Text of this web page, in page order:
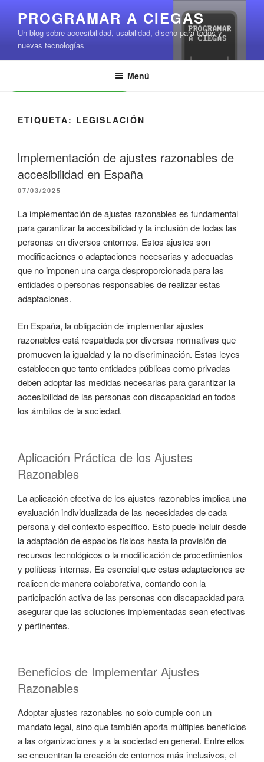
contenido
PROGRAMAR A CIEGAS
Un blog sobre accesibilidad, usabilidad, diseño para todos y
nuevas tecnologías
Menú
ETIQUETA: LEGISLACIÓN
Implementación de ajustes razonables de
accesibilidad en España
PUBLICADO
07/03/2025
La implementación de ajustes razonables es fundamental
para garantizar la accesibilidad y la inclusión de todas las
personas en diversos entornos. Estos ajustes son
modificaciones o adaptaciones necesarias y adecuadas
que no imponen una carga desproporcionada para las
entidades o personas responsables de realizar estas
adaptaciones.
En España, la obligación de implementar ajustes
razonables está respaldada por diversas normativas que
promueven la igualdad y la no discriminación. Estas leyes
establecen que tanto entidades públicas como privadas
deben adoptar las medidas necesarias para garantizar la
accesibilidad de las personas con discapacidad en todos
los ámbitos de la sociedad.
Aplicación Práctica de los Ajustes
Razonables
La aplicación efectiva de los ajustes razonables implica una
evaluación individualizada de las necesidades de cada
persona y del contexto específico. Esto puede incluir desde
la adaptación de espacios físicos hasta la provisión de
recursos tecnológicos o la modificación de procedimientos
y políticas internas. Es esencial que estas adaptaciones se
realicen de manera colaborativa, contando con la
participación activa de las personas con discapacidad para
asegurar que las soluciones implementadas sean efectivas
y pertinentes.
Beneficios de Implementar Ajustes
Razonables
Adoptar ajustes razonables no solo cumple con un
mandato legal, sino que también aporta múltiples beneficios
a las organizaciones y a la sociedad en general. Entre ellos
se encuentran la creación de entornos más inclusivos, el